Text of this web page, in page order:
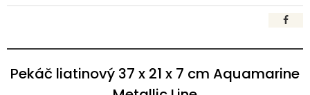
Pekáč liatinový 37 x 21 x 7 cm Aquamarine